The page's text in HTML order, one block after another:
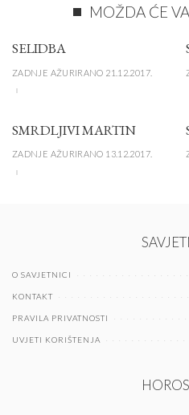
MOŽDA ĆE
SELIDBA
ZADNJE AŽURIRANO 21.12.2017.
SMRDLJIVI MARTIN
ZADNJE AŽURIRANO 13.12.2017.
O SAVJETNICI
KONTAKT
PRAVILA PRIVATNOSTI
UVJETI KORIŠTENJA